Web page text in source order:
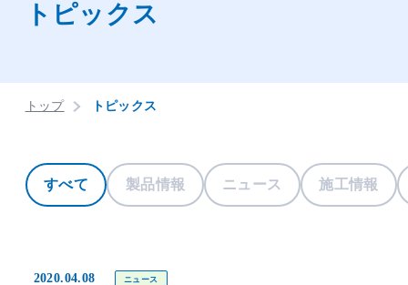
トピックス
トップ トピックス
すべて 製品情報 ニュース 施工情報
2020.04.08 ニュース